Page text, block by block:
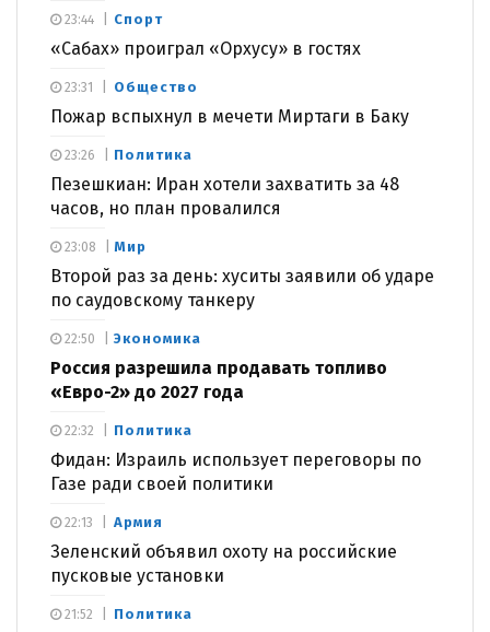
Спорт
«Сабах» проиграл «Орхусу» в гостях
23:44
Общество
Пожар вспыхнул в мечети Миртаги в Баку
23:31
Политика
Пезешкиан: Иран хотели захватить за 48
часов, но план провалился
23:26
Мир
Второй раз за день: хуситы заявили об ударе
по саудовскому танкеру
23:08
Экономика
Россия разрешила продавать топливо
«Евро-2» до 2027 года
22:50
Политика
Фидан: Израиль использует переговоры по
Газе ради своей политики
22:32
Армия
Зеленский объявил охоту на российские
пусковые установки
22:13
Политика
21:52